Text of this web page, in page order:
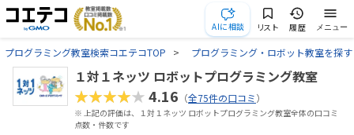
AIに相談 リスト 履歴 メニュー
プログラミング教室検索コエテコTOP プログラミング・ロボット教室を探す
１対１ネッツ ロボットプログラミング教室
★★★★★4.16 （全75件の口コミ）
※ 上記の評価は、１対１ネッツ ロボットプログラミング教室全体の口コミ
点数・件数です